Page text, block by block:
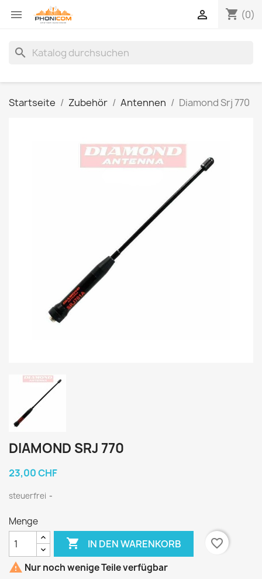
 shopping_cart (0)

search
Startseite Zubehör Antennen Diamond Srj 770
DIAMOND SRJ 770
23,00 CHF
steuerfrei
Menge
 IN DEN WARENKORB
favorite_border
 Nur noch wenige Teile verfügbar